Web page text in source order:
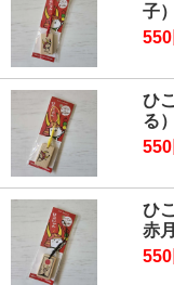
子）
ひ
る）
ひ
赤